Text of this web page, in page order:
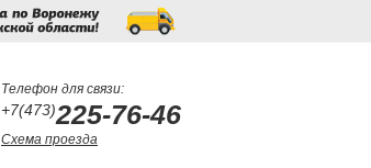
Телефон для связи:
+7(473)225-76-46
Схема проезда